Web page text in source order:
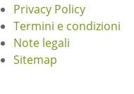
Privacy Policy
Termini e condizioni
Note legali
Sitemap